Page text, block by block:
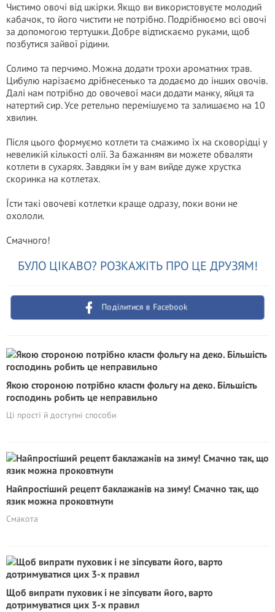
Чистимо овочі від шкірки. Якщо ви використовуєте молодий
кабачок, то його чистити не потрібно. Подрібнюємо всі овочі
за допомогою тертушки. Добре відтискаємо руками, щоб
позбутися зайвої рідини.
Солимо та перчимо. Можна додати трохи ароматних трав.
Цибулю нарізаємо дрібнесенько та додаємо до інших овочів.
Далі нам потрібно до овочевої маси додати манку, яйця та
натертий сир. Усе ретельно перемішуємо та залишаємо на 10
хвилин.
Після цього формуємо котлети та смажимо їх на сковорідці у
невеликій кількості олії. За бажанням ви можете обваляти
котлети в сухарях. Завдяки їм у вам вийде дуже хрустка
скоринка на котлетах.
Їсти такі овочеві котлетки краще одразу, поки вони не
охололи.
Смачного!
БУЛО ЦІКАВО? РОЗКАЖІТЬ ПРО ЦЕ ДРУЗЯМ!
Поділитися в Facebook
Якою стороною потрібно класти фольгу на деко. Більшість
господинь робить це неправильно
Ці прості й доступні способи
Найпростіший рецепт баклажанів на зиму! Смачно так, що
язик можна проковтнути
Смакота
Щоб випрати пуховик і не зіпсувати його, варто
дотримуватися цих 3-х правил